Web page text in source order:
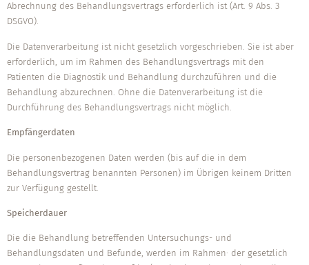
Abrechnung des Behandlungsvertrags erforderlich ist (Art. 9 Abs. 3
DSGVO).
Die Datenverarbeitung ist nicht gesetzlich vorgeschrieben. Sie ist aber
erforderlich, um im Rahmen des Behandlungsvertrags mit den
Patienten die Diagnostik und Behandlung durchzuführen und die
Behandlung abzurechnen. Ohne die Datenverarbeitung ist die
Durchführung des Behandlungsvertrags nicht möglich.
Empfängerdaten
Die personenbezogenen Daten werden (bis auf die in dem
Behandlungsvertrag benannten Personen) im Übrigen keinem Dritten
zur Verfügung gestellt.
Speicherdauer
Die die Behandlung betreffenden Untersuchungs- und
Behandlungsdaten und Befunde, werden im Rahmen· der gesetzlich